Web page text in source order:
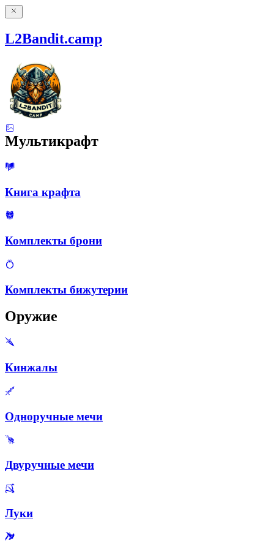
L2Bandit.camp
Мультикрафт
Книга крафта
Комплекты брони
Комплекты бижутерии
Оружие
Кинжалы
Одноручные мечи
Двуручные мечи
Луки